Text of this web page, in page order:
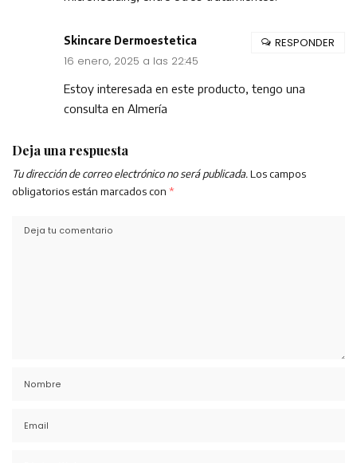
Skincare Dermoestetica
16 enero, 2025 a las 22:45
Estoy interesada en este producto, tengo una
consulta en Almería
RESPONDER
Deja una respuesta
Tu dirección de correo electrónico no será publicada. Los campos
obligatorios están marcados con *